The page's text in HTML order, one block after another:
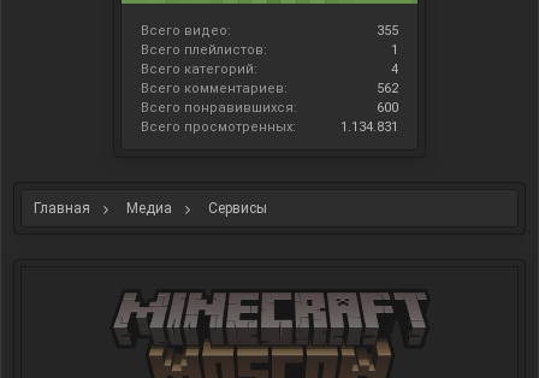
Всего видео:
355
Всего плейлистов:
1
Всего категорий:
4
Всего комментариев:
562
Всего понравившихся:
600
Всего просмотренных:
1.134.831
Главная Медиа Сервисы